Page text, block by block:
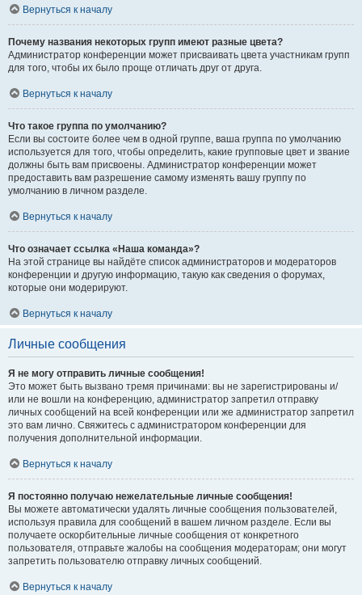
Вернуться к началу
Почему названия некоторых групп имеют разные цвета?
Администратор конференции может присваивать цвета участникам групп
для того, чтобы их было проще отличать друг от друга.
Вернуться к началу
Что такое группа по умолчанию?
Если вы состоите более чем в одной группе, ваша группа по умолчанию
используется для того, чтобы определить, какие групповые цвет и звание
должны быть вам присвоены. Администратор конференции может
предоставить вам разрешение самому изменять вашу группу по
умолчанию в личном разделе.
Вернуться к началу
Что означает ссылка «Наша команда»?
На этой странице вы найдёте список администраторов и модераторов
конференции и другую информацию, такую как сведения о форумах,
которые они модерируют.
Вернуться к началу
Личные сообщения
Я не могу отправить личные сообщения!
Это может быть вызвано тремя причинами: вы не зарегистрированы и/
или не вошли на конференцию, администратор запретил отправку
личных сообщений на всей конференции или же администратор запретил
это вам лично. Свяжитесь с администратором конференции для
получения дополнительной информации.
Вернуться к началу
Я постоянно получаю нежелательные личные сообщения!
Вы можете автоматически удалять личные сообщения пользователей,
используя правила для сообщений в вашем личном разделе. Если вы
получаете оскорбительные личные сообщения от конкретного
пользователя, отправьте жалобы на сообщения модераторам; они могут
запретить пользователю отправку личных сообщений.
Вернуться к началу